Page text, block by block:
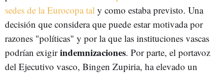
sedes de la Eurocopa tal y como estaba previsto. Una
decisión que considera que puede estar motivada por
razones "políticas" y por la que las instituciones vascas
podrían exigirindemnizaciones. Por parte, el portavoz
del Ejecutivo vasco, Bingen Zupiria, ha elevado un